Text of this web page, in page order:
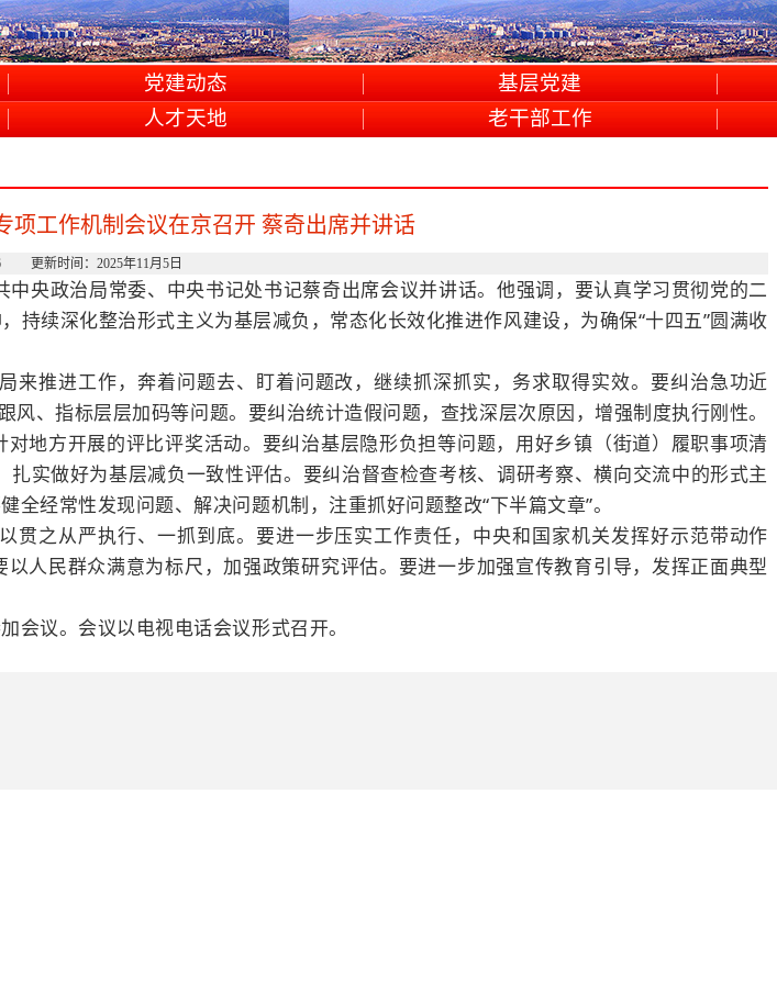
党建动态
基层党建
人才天地 老干部工作
项工作机制会议在京召开 蔡奇出席并讲话
更新时间：2025年11月5日
央政治局常委、中央书记处书记蔡奇出席会议并讲话。他强调，要认真学习贯彻党的二
续深化整治形式主义为基层减负，常态化长效化推进作风建设，为确保“十四五”圆满收
推进工作，奔着问题去、盯着问题改，继续抓深抓实，务求取得实效。要纠治急功近
、指标层层加码等问题。 要纠治统计造假问题，查找深层次原因，增强制度执行刚性。
地方开展的评比评奖活动。要纠治基层隐形负担等问题，用好乡镇（街道）履职事项清
扎实做好为基层减负一致性评估。要纠治督查检查考核、调研考察、横向交流中的形式主
经常性发现问题、解决问题机制，注重抓好问题整改“下半篇文章”。
贯之从严执行、一抓到底。 要进一步压实工作责任，中央和国家机关发挥好示范带动作
人民群众满意为标尺，加强政策研究评估。要进一步加强宣传教育引导，发挥正面典型
议。会议以电视电话会议形式召开。